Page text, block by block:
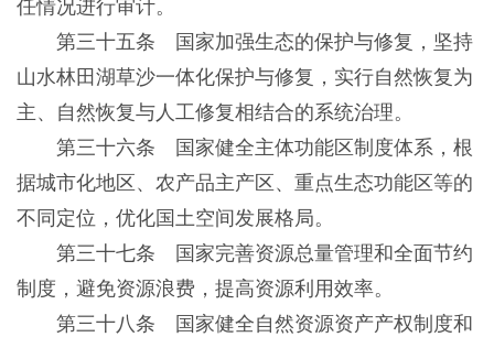
任情况进行审计。
第三十五条 国家加强生态的保护与修复，坚持
山水林田湖草沙一体化保护与修复，实行自然恢复为
主、自然恢复与人工修复相结合的系统治理。
第三十六条 国家健全主体功能区制度体系，根
据城市化地区、农产品主产区、重点生态功能区等的
不同定位，优化国土空间发展格局。
第三十七条 国家完善资源总量管理和全面节约
制度，避免资源浪费，提高资源利用效率。
第三十八条 国家健全自然资源资产产权制度和